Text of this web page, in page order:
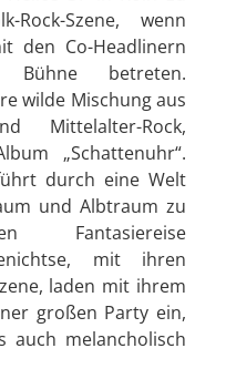
Szene, wenn
den Co-Headlinern
betreten.
wilde Mischung aus
Mittelalter-Rock,
„Schattenuhr“.
durch eine Welt
und Albtraum zu
Fantasiereise
mit ihren
laden mit ihrem
großen Party ein,
auch melancholisch